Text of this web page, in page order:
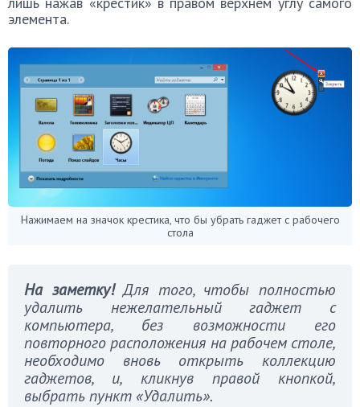
элемента.
Нажимаем на значок крестика, что бы убрать гаджет с рабочего
стола
На заметку!Для того, чтобы полностью
удалить нежелательный гаджет с
компьютера, без возможности его
повторного расположения на рабочем столе,
необходимо вновь открыть коллекцию
гаджетов, и, кликнув правой кнопкой,
выбрать пункт «Удалить».